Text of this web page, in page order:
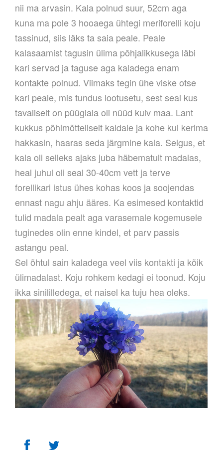
nii ma arvasin. Kala polnud suur, 52cm aga
kuna ma pole 3 hooaega ühtegi meriforelli koju
tassinud, siis läks ta saia peale. Peale
kalasaamist tagusin ülima põhjalikkusega läbi
kari servad ja taguse aga kaladega enam
kontakte polnud. Viimaks tegin ühe viske otse
kari peale, mis tundus lootusetu, sest seal kus
tavaliselt on püügiala oli nüüd kuiv maa. Lant
kukkus põhimõtteliselt kaldale ja kohe kui kerima
hakkasin, haaras seda järgmine kala. Selgus, et
kala oli selleks ajaks juba häbematult madalas,
heal juhul oli seal 30-40cm vett ja terve
forellikari istus ühes kohas koos ja soojendas
ennast nagu ahju ääres. Ka esimesed kontaktid
tulid madala pealt aga varasemale kogemusele
tuginedes olin enne kindel, et parv passis
astangu peal.
Sel õhtul sain kaladega veel viis kontakti ja kõik
ülimadalast. Koju rohkem kedagi ei toonud. Koju
ikka sinililledega, et naisel ka tuju hea oleks.